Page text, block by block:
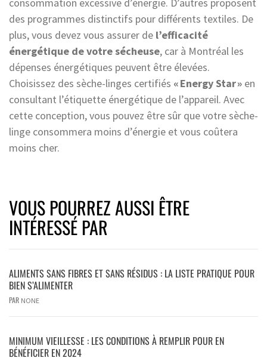
des programmes distinctifs pour différents textiles. De
plus, vous devez vous assurer de l’efficacité
énergétique de votre sécheuse, car à Montréal les
dépenses énergétiques peuvent être élevées.
Choisissez des sèche-linges certifiés « Energy Star » en
consultant l’étiquette énergétique de l’appareil. Avec
cette conception, vous pouvez être sûr que votre sèche-
linge consommera moins d’énergie et vous coûtera
moins cher.
VOUS POURREZ AUSSI ÊTRE
INTÉRESSÉ PAR
ALIMENTS SANS FIBRES ET SANS RÉSIDUS : LA LISTE PRATIQUE POUR
BIEN S’ALIMENTER
PAR NONE
MINIMUM VIEILLESSE : LES CONDITIONS À REMPLIR POUR EN
BÉNÉFICIER EN 2024